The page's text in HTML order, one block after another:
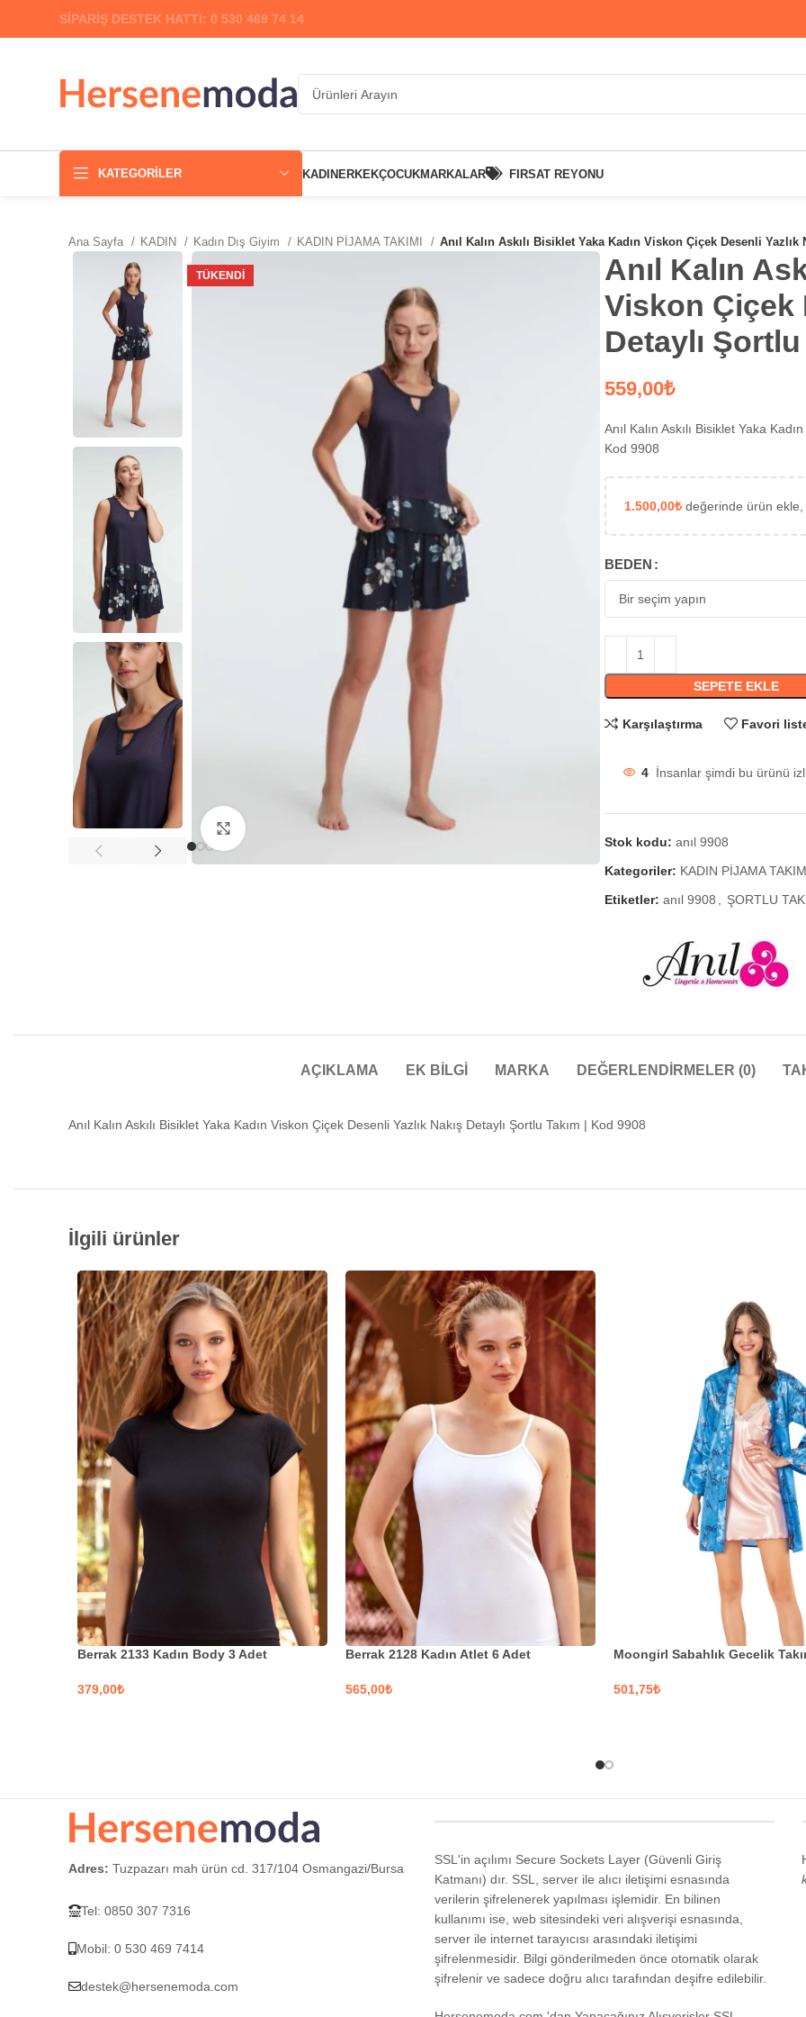
SİPARİŞ DESTEK HATTI: 0 530 469 74 14
KATEGORILER KADINERKEKÇOCUKMARKALAR FIRSAT REYONU
Ana Sayfa KADIN Kadın Dış Giyim KADIN PİJAMA TAKIMI Anıl Kalın Askılı Bisiklet Yaka Kadın Viskon Çiçek Desenli Yazlık
TÜKENDI
Büyütmek için tıklayın
Anıl Kalın
Viskon Çiçek
Detaylı
₺
Anıl Kalın Askılı Bisiklet Yaka
Kod 9908
1.500,00₺ değerinde ürün
BEDEN
SEPETE EKLE
Karşılaştırma Favori
4 İnsanlar şimdi bu ürünü
Stok kodu: anıl 9908
Kategoriler: KADIN PİJAMA
Etiketler: anıl 9908 ŞORTLU
AÇIKLAMA EK BILGI MARKA DEĞERLENDIRMELER (0)
Anıl Kalın Askılı Bisiklet Yaka Kadın Viskon Çiçek Desenli Yazlık Nakış Detaylı Şortlu Takım | Kod 9908
İlgili ürünler
Berrak 2133 Kadın Body 3 Adet
₺
Berrak 2128 Kadın Atlet 6 Adet
₺
Moongirl Sabahlık Gecelik
₺
Adres: Tuzpazarı mah ürün cd. 317/104 Osmangazi/Bursa
Tel: 0850 307 7316
Mobil: 0 530 469 7414
destek@hersenemoda.com
SSL'in açılımı Secure Sockets Layer (Güvenli Giriş
Katmanı) dır. SSL, server ile alıcı iletişimi esnasında
verilerin şifrelenerek yapılması işlemidir. En bilinen
kullanımı ise, web sitesindeki veri alışverişi esnasında,
server ile internet tarayıcısı arasındaki iletişimi
şifrelenmesidir. Bilgi gönderilmeden önce otomatik olarak
şifrelenir ve sadece doğru alıcı tarafından deşifre edilebilir.